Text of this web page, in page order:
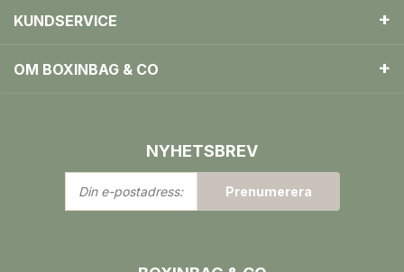
KUNDSERVICE
OM BOXINBAG & CO
NYHETSBREV
Din
e-
Prenumerera